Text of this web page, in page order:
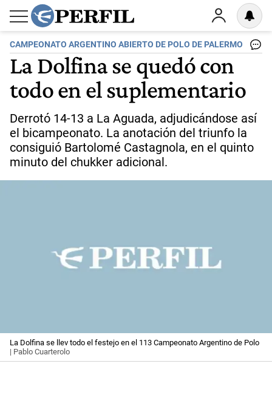
CAMPEONATO ARGENTINO ABIERTO DE POLO DE PALERMO
La Dolfina se quedó con
todo en el suplementario
Derrotó 14-13 a La Aguada, adjudicándose así
el bicampeonato. La anotación del triunfo la
consiguió Bartolomé Castagnola, en el quinto
minuto del chukker adicional.
La Dolfina se llev todo el festejo en el 113 Campeonato Argentino de Polo
| Pablo Cuarterolo